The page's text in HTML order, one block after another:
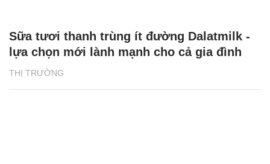
THỊ TRƯỜNG
Sữa tươi thanh trùng ít đường Dalatmilk -
lựa chọn mới lành mạnh cho cả gia đình